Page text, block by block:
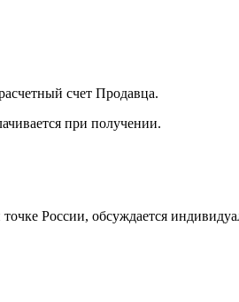
счет Продавца.
при получении.
России, обсуждается